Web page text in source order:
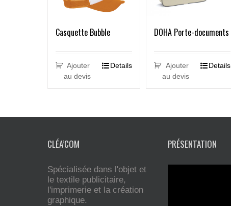
Casquette Bubble
Ajouter
au devis
Details
DOHA Porte-documents
Ajouter
au devis
Details
CLÉA’COM
Spécialisée dans l'objet et
le textile publicitaire,
l'imprimerie et la création
graphique.
PRÉSENTATION